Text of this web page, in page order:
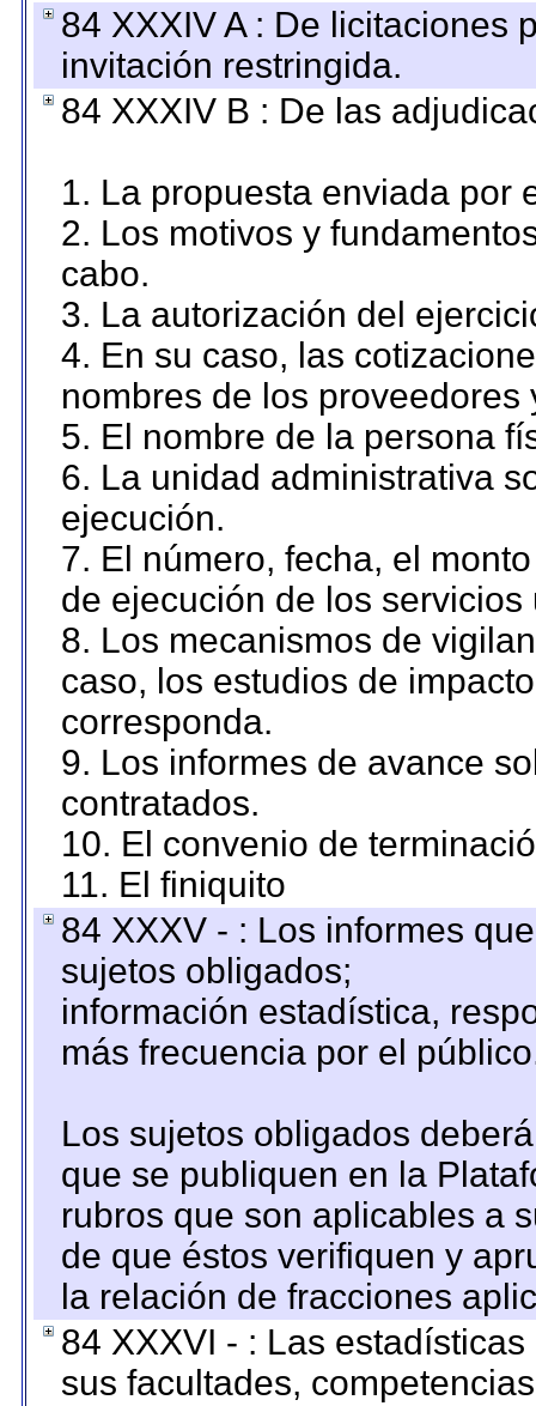
84 XXXIV A : De licitaciones
invitación restringida.
84 XXXIV B : De las
1. La propuesta enviada por
2. Los motivos y
cabo.
3. La autorización del
4. En su caso, las
nombres de los proveedores
5. El nombre de la persona
6. La unidad administrativa
ejecución.
7. El número, fecha, el
de ejecución de los servicios
8. Los mecanismos de
caso, los estudios de
corresponda.
9. Los informes de avance
contratados.
10. El convenio de
11. El finiquito
84 XXXV - : Los informes
sujetos obligados;
información estadística,
más frecuencia por el
Los sujetos obligados
que se publiquen en la
rubros que son aplicables a
de que éstos verifiquen y
la relación de fracciones
84 XXXVI - : Las
sus facultades,